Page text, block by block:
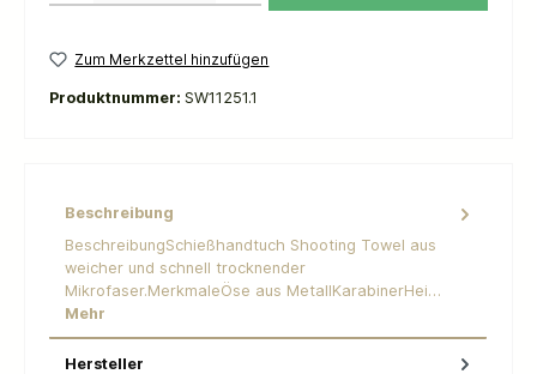
Zum Merkzettel hinzufügen
Produktnummer: SW11251.1
Beschreibung
BeschreibungSchießhandtuch Shooting Towel aus
weicher und schnell trocknender
Mikrofaser.MerkmaleÖse aus MetallKarabinerHei…
Mehr
Hersteller